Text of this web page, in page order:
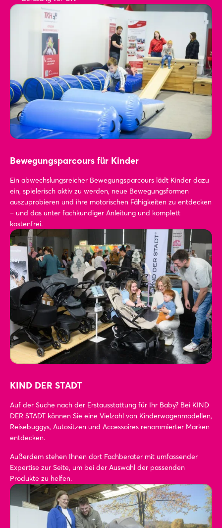
Bewegungsparcours für Kinder
Ein abwechslungsreicher Bewegungsparcours lädt Kinder dazu
ein, spielerisch aktiv zu werden, neue Bewegungsformen
auszuprobieren und ihre motorischen Fähigkeiten zu entdecken
– und das unter fachkundiger Anleitung und komplett
kostenfrei.
KIND DER STADT
Auf der Suche nach der Erstausstattung für Ihr Baby? Bei KIND
DER STADT können Sie eine Vielzahl von Kinderwagenmodellen,
Reisebuggys, Autositzen und Accessoires renommierter Marken
entdecken.
Außerdem stehen Ihnen dort Fachberater mit umfassender
Expertise zur Seite, um bei der Auswahl der passenden
Produkte zu helfen.